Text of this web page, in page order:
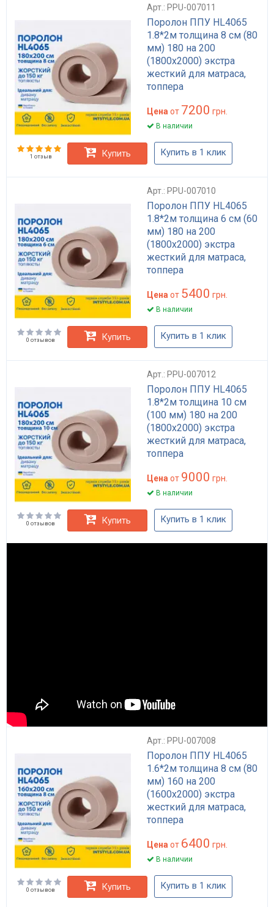
Арт.: PPU-007011
Поролон ППУ HL4065
1.8*2м толщина 8 см (80
мм) 180 на 200
(1800х2000) экстра
жесткий для матраса,
топпера
Цена от 7200 грн.
В наличии
1 отзыв Купить Купить в 1 клик
Арт.: PPU-007010
Поролон ППУ HL4065
1.8*2м толщина 6 см (60
мм) 180 на 200
(1800х2000) экстра
жесткий для матраса,
топпера
Цена от 5400 грн.
В наличии
0 отзывов Купить Купить в 1 клик
Арт.: PPU-007012
Поролон ППУ HL4065
1.8*2м толщина 10 см
(100 мм) 180 на 200
(1800х2000) экстра
жесткий для матраса,
топпера
Цена от 9000 грн.
В наличии
0 отзывов Купить Купить в 1 клик
Арт.: PPU-007008
Поролон ППУ HL4065
1.6*2м толщина 8 см (80
мм) 160 на 200
(1600х2000) экстра
жесткий для матраса,
топпера
Цена от 6400 грн.
В наличии
0 отзывов Купить Купить в 1 клик